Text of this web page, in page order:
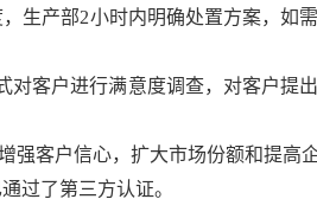
生产部2小时内明确处置方案，如
对客户进行满意度调查，对客户提
强客户信心，扩大市场份额和提
过了第三方认证。